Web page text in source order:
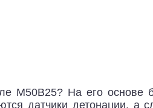
M50B25? На его основе
датчики детонации, а